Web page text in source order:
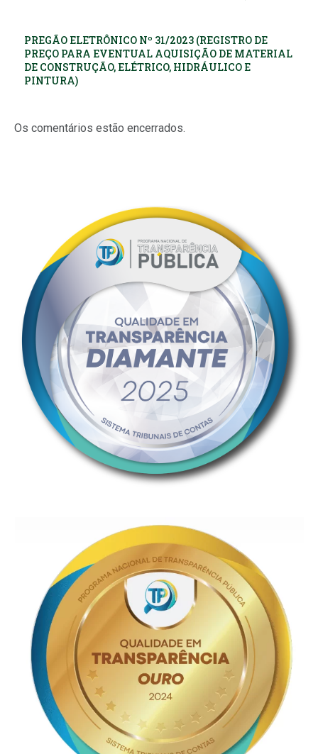
PREGÃO ELETRÔNICO Nº 31/2023 (REGISTRO DE
PREÇO PARA EVENTUAL AQUISIÇÃO DE MATERIAL
DE CONSTRUÇÃO, ELÉTRICO, HIDRÁULICO E
PINTURA)
Os comentários estão encerrados.